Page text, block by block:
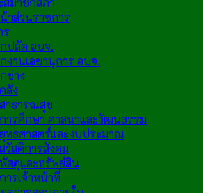
าส่วนราชการ
ร
ปลัด อบจ.
งานเลขานุการ อบจ.
ช่าง
ลัง
าธารณสุข
ารศึกษา ศาสนาและวัฒนธรรม
ทธศาสตร์และงบประมาณ
วัสดิการสังคม
สดุและทรัพย์สิน
ารเจ้าหน้าที่